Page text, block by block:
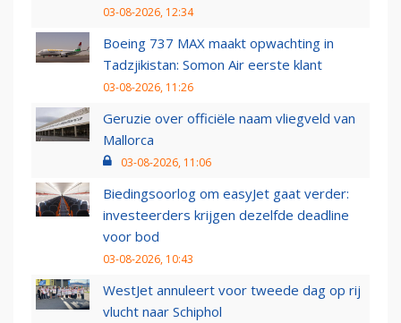
03-08-2026, 12:34
Boeing 737 MAX maakt opwachting in
Tadzjikistan: Somon Air eerste klant
03-08-2026, 11:26
Geruzie over officiële naam vliegveld van
Mallorca
03-08-2026, 11:06
Biedingsoorlog om easyJet gaat verder:
investeerders krijgen dezelfde deadline
voor bod
03-08-2026, 10:43
WestJet annuleert voor tweede dag op rij
vlucht naar Schiphol